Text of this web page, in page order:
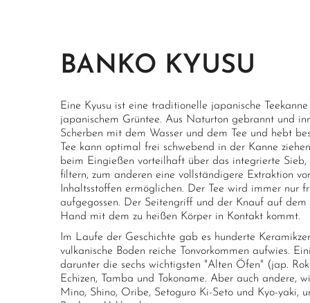
BANKO KYUSU
Eine Kyusu ist eine traditionelle japanische
japanischem Grüntee. Aus Naturton gebrannt und
Scherben mit dem Wasser und dem Tee und hebt
Tee kann optimal frei schwebend in der Kanne
beim Eingießen vorteilhaft über das integrierte Sieb,
filtern, zum anderen eine vollständigere Extraktion
Inhaltsstoffen ermöglichen. Der Tee wird immer nur
aufgegossen. Der Seitengriff und der Knauf auf dem
Hand mit dem zu heißen Körper in Kontakt kommt.
Im Laufe der Geschichte gab es hunderte
vulkanische Boden reiche Tonvorkommen aufwies.
darunter die sechs wichtigsten "Alten Öfen" (jap.
Echizen, Tamba und Tokoname. Aber auch andere,
Mino, Shino, Oribe, Setoguro Ki-Seto und Kyo-yaki,